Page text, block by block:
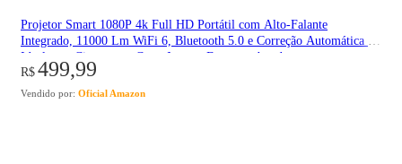
Projetor Smart 1080P 4k Full HD Portátil com Alto-Falante
Integrado, 11000 Lm WiFi 6, Bluetooth 5.0 e Correção Automática –
Ideal para Cinema em Casa, Jogos e Externas, bettdow…
R$ 499,99
Vendido por: Oficial Amazon